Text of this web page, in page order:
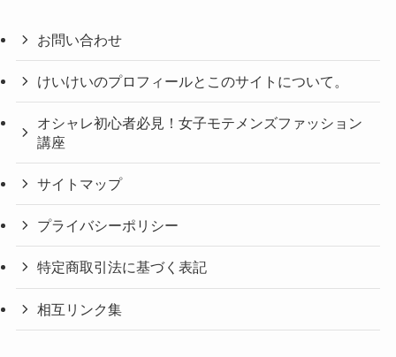
お問い合わせ
けいけいのプロフィールとこのサイトについて。
オシャレ初心者必見！女子モテメンズファッション
講座
サイトマップ
プライバシーポリシー
特定商取引法に基づく表記
相互リンク集